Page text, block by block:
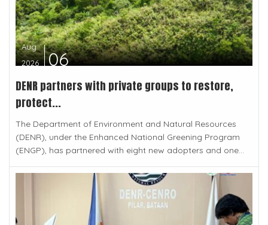
Aug
2026
06
DENR partners with private groups to restore,
protect...
The Department of Environment and Natural Resources
(DENR), under the Enhanced National Greening Program
(ENGP), has partnered with eight new adopters and one...